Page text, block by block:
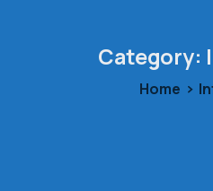
Category:
Home